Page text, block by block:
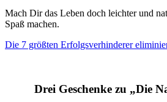
Mach Dir das Leben doch leichter und
Spaß machen.
Die 7 größten Erfolgsverhinderer
Drei Geschenke zu „Die